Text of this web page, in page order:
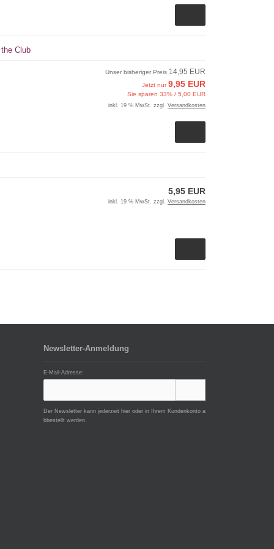
Club
Unser bisheriger Preis 14,95 EUR
Jetzt nur9,95 EUR
Sie sparen 33% / 5,00 EUR
inkl. 19 % MwSt. zzgl. Versandkosten
5,95 EUR
inkl. 19 % MwSt. zzgl. Versandkosten
Newsletter-Anmeldung
E-Mail-Adresse:
Der Newsletter kann jederzeit hier oder in Ihrem Kundenkonto a
bbestellt werden.